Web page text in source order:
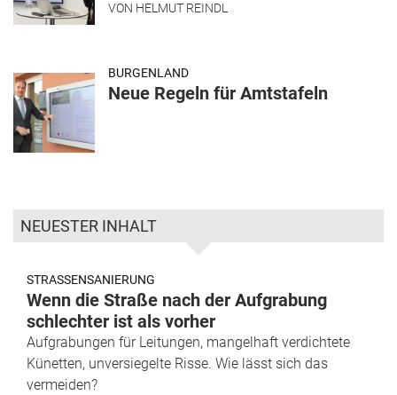
VON HELMUT REINDL
BURGENLAND
Neue Regeln für Amtstafeln
NEUESTER INHALT
STRASSENSANIERUNG
Wenn die Straße nach der Aufgrabung
schlechter ist als vorher
Aufgrabungen für Leitungen, mangelhaft verdichtete
Künetten, unversiegelte Risse. Wie lässt sich das
vermeiden?